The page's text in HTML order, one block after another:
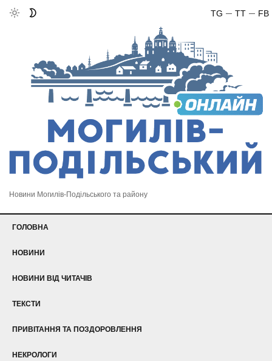
FB
TT
TG
Новини Могилів-Подільського та району
ГОЛОВНА
НОВИНИ
НОВИНИ ВІД ЧИТАЧІВ
ТЕКСТИ
ПРИВІТАННЯ ТА ПОЗДОРОВЛЕННЯ
НЕКРОЛОГИ